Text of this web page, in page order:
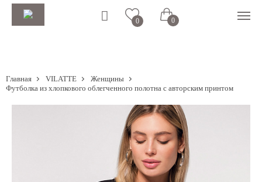
0 0
Главная VILATTE
Женщины
Футболка из хлопкового облегченного полотна с авторским принтом